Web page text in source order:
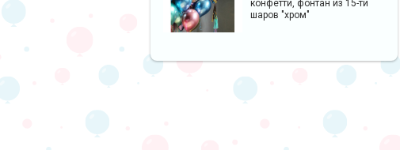
конфетти, фонтан из 15-ти
шаров "хром"